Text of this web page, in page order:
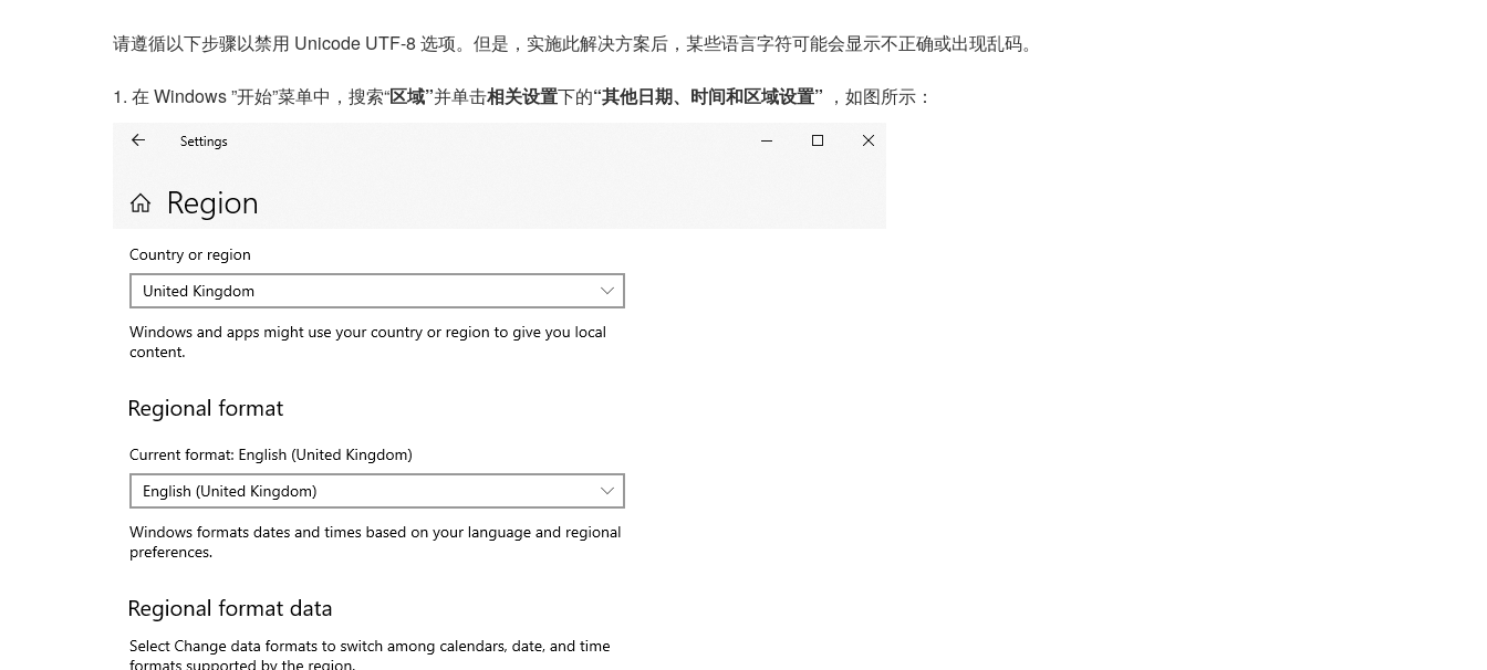
请遵循以下步骤以禁用 Unicode UTF-8 选项。但是，实施此解决方案后，某些语言字符可能会显示不正确或出现乱码。
1. 在 Windows ”开始”菜单中，搜索“区域”并单击相关设置下的“其他日期、时间和区域设置” ，如图所示：